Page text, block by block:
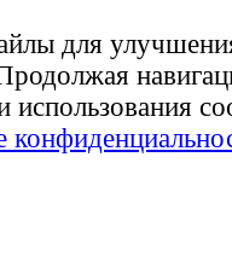
для
использования